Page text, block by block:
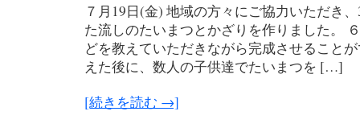
７月19日(金) 地域の方々にご協力いただき
た流しのたいまつとかざりを作りました。
どを教えていただきながら完成させること
えた後に、数人の子供達でたいまつを […]
[続きを読む →]